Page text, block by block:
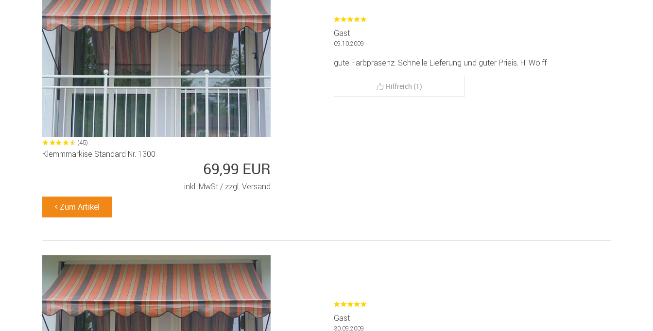
(45)
Klemmmarkise Standard Nr. 1300
69,99 EUR
inkl. MwSt / zzgl. Versand
Zum Artikel
Gast
09.10.2009
gute Farbpräsenz. Schnelle Lieferung und guter Prieis. H. Wolff
Hilfreich (1)
Gast
30.09.2009